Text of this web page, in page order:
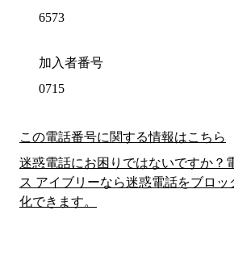
6573
加入者番号
0715
この電話番号に関する情報はこちら
迷惑電話にお困りではないですか？
ス アイブリーなら迷惑電話をブロ
化できます。